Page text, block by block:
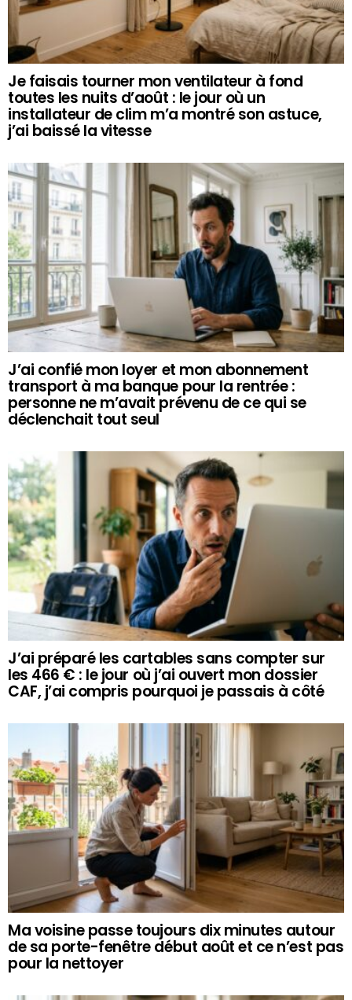
Je faisais tourner mon ventilateur à fond
toutes les nuits d’août : le jour où un
installateur de clim m’a montré son astuce,
j’ai baissé la vitesse
J’ai confié mon loyer et mon abonnement
transport à ma banque pour la rentrée :
personne ne m’avait prévenu de ce qui se
déclenchait tout seul
J’ai préparé les cartables sans compter sur
les 466 € : le jour où j’ai ouvert mon dossier
CAF, j’ai compris pourquoi je passais à côté
Ma voisine passe toujours dix minutes autour
de sa porte-fenêtre début août et ce n’est pas
pour la nettoyer